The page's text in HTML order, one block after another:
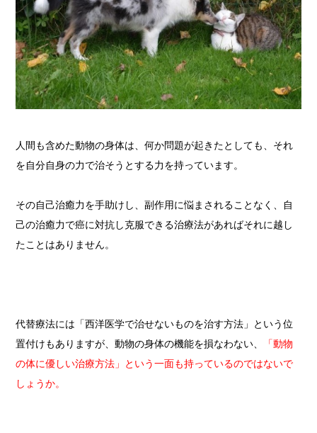
人間も含めた動物の身体は、何か問題が起きたとしても、それ
を自分自身の力で治そうとする力を持っています。
その自己治癒力を手助けし、副作用に悩まされることなく、自
己の治癒力で癌に対抗し克服できる治療法があればそれに越し
たことはありません。
代替療法には「西洋医学で治せないものを治す方法」という位
置付けもありますが、動物の身体の機能を損なわない、
「動物
の体に優しい治療方法」という一面も持っているのではないで
しょうか。